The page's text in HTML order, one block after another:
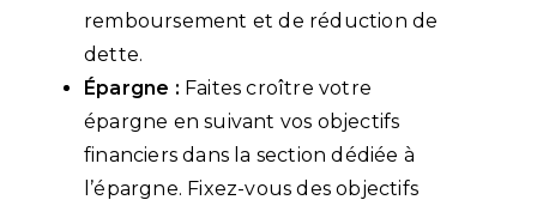
remboursement et de réduction de
dette.
Épargne : Faites croître votre
épargne en suivant vos objectifs
financiers dans la section dédiée à
l’épargne. Fixez-vous des objectifs